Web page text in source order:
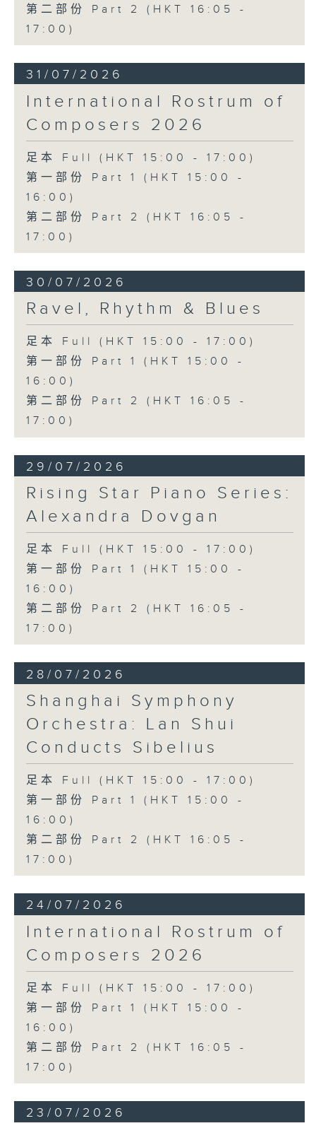
第二部份 Part 2 (HKT 16:05 -
17:00)
31/07/2026
International Rostrum of
Composers 2026
足本 Full (HKT 15:00 - 17:00)
第一部份 Part 1 (HKT 15:00 -
16:00)
第二部份 Part 2 (HKT 16:05 -
17:00)
30/07/2026
Ravel, Rhythm & Blues
足本 Full (HKT 15:00 - 17:00)
第一部份 Part 1 (HKT 15:00 -
16:00)
第二部份 Part 2 (HKT 16:05 -
17:00)
29/07/2026
Rising Star Piano Series:
Alexandra Dovgan
足本 Full (HKT 15:00 - 17:00)
第一部份 Part 1 (HKT 15:00 -
16:00)
第二部份 Part 2 (HKT 16:05 -
17:00)
28/07/2026
Shanghai Symphony
Orchestra: Lan Shui
Conducts Sibelius
足本 Full (HKT 15:00 - 17:00)
第一部份 Part 1 (HKT 15:00 -
16:00)
第二部份 Part 2 (HKT 16:05 -
17:00)
24/07/2026
International Rostrum of
Composers 2026
足本 Full (HKT 15:00 - 17:00)
第一部份 Part 1 (HKT 15:00 -
16:00)
第二部份 Part 2 (HKT 16:05 -
17:00)
23/07/2026